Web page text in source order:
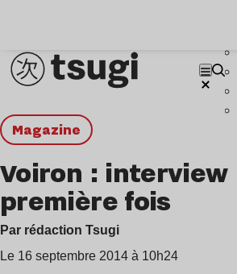
magazine
Voiron : interview
première fois
Par rédaction Tsugi
Le 16 septembre 2014 à 10h24